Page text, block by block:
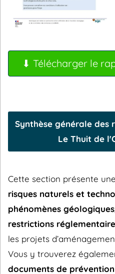
⬇ Télécharger le
Synthèse générale des
Le Thuit de
Cette section présente
risques naturels et
phénomènes géologiques
restrictions
les projets
Vous y trouverez
documents de